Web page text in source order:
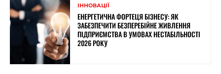
ІННОВАЦІЇ
ЕНЕРГЕТИЧНА ФОРТЕЦЯ БІЗНЕСУ: ЯК
ЗАБЕЗПЕЧИТИ БЕЗПЕРЕБІЙНЕ ЖИВЛЕННЯ
ПІДПРИЄМСТВА В УМОВАХ НЕСТАБІЛЬНОСТІ
2026 РОКУ